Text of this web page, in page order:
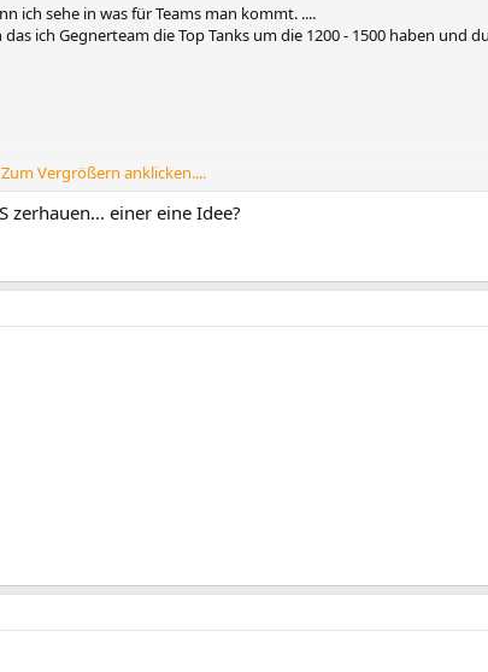
ich sehe in was für Teams man kommt. ....
ich Gegnerteam die Top Tanks um die 1200 - 1500 haben und
Zum Vergrößern anklicken....
zerhauen... einer eine Idee?